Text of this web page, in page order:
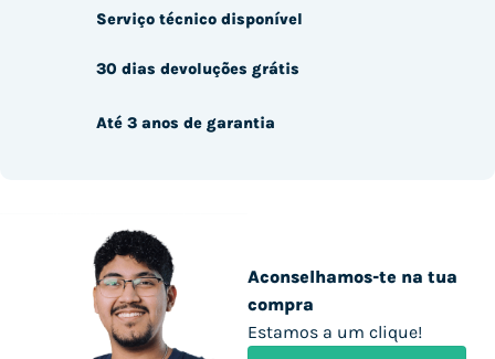
Aconselhamos-te na tua
compra
Estamos a um clique!
Serviço técnico disponível
30 dias devoluções grátis
Até 3 anos de garantia